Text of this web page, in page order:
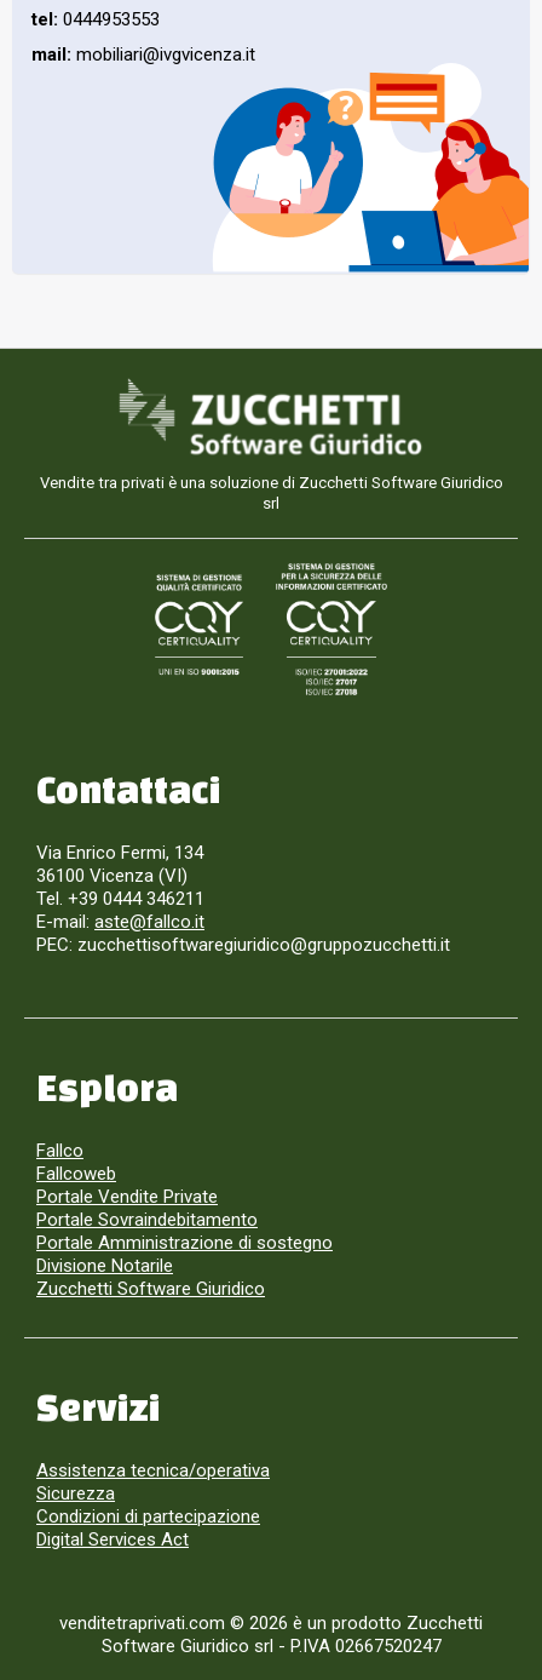
tel: 0444953553
mail: mobiliari@ivgvicenza.it
Vendite tra privati è una soluzione di Zucchetti Software Giuridico
srl
Contattaci
Via Enrico Fermi, 134
36100 Vicenza (VI)
Tel. +39 0444 346211
E-mail: aste@fallco.it
PEC: zucchettisoftwaregiuridico@gruppozucchetti.it
Esplora
Fallco
Fallcoweb
Portale Vendite Private
Portale Sovraindebitamento
Portale Amministrazione di sostegno
Divisione Notarile
Zucchetti Software Giuridico
Servizi
Assistenza tecnica/operativa
Sicurezza
Condizioni di partecipazione
Digital Services Act
venditetraprivati.com © 2026 è un prodotto Zucchetti
Software Giuridico srl - P.IVA 02667520247